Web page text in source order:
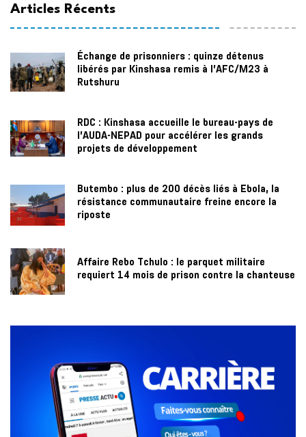
Articles Récents
Échange de prisonniers : quinze détenus
libérés par Kinshasa remis à l’AFC/M23 à
Rutshuru
RDC : Kinshasa accueille le bureau-pays de
l’AUDA-NEPAD pour accélérer les grands
projets de développement
Butembo : plus de 200 décès liés à Ebola, la
résistance communautaire freine encore la
riposte
Affaire Rebo Tchulo : le parquet militaire
requiert 14 mois de prison contre la chanteuse